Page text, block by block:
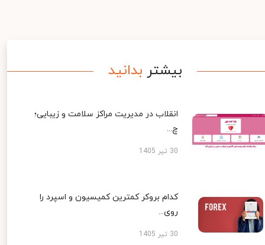
بیشتر بدانید
انقلاب در مدیریت مراکز سلامت و زیبایی؛
چ...
30 تیر 1405
کدام بروکر کمترین کمیسیون و اسپرد را
روی...
30 تیر 1405